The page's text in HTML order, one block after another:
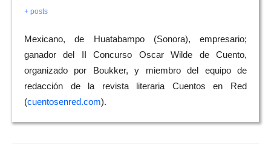
+ posts
Mexicano, de Huatabampo (Sonora), empresario;
ganador del II Concurso Oscar Wilde de Cuento,
organizado por Boukker, y miembro del equipo de
redacción de la revista literaria Cuentos en Red
(cuentosenred.com).